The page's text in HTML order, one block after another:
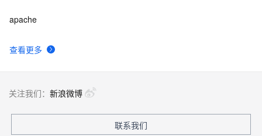
查看更多
apache
关注我们： 新浪微博
联系我们